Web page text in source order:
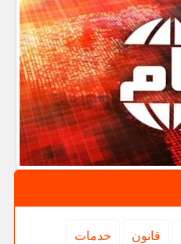
قانون خدمات